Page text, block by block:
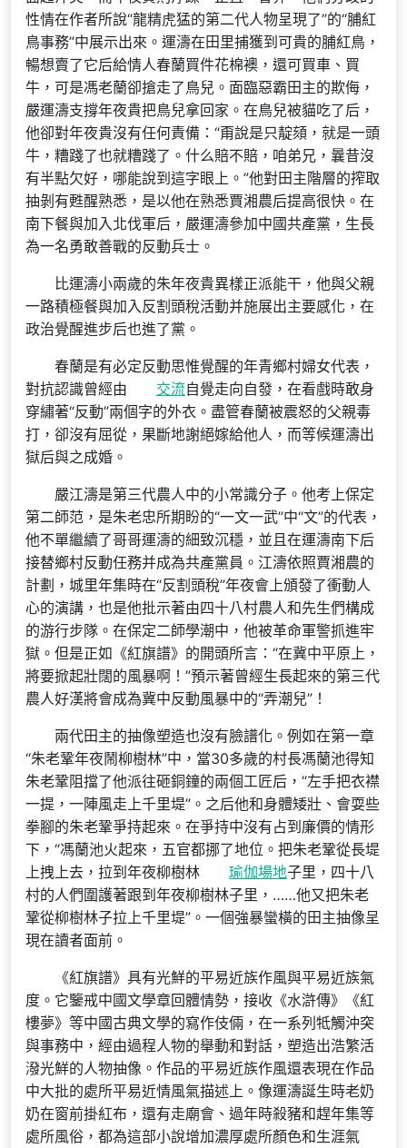
性情在作者所說“龍精虎猛的第二代人物呈現了”的“脯紅
鳥事務”中展示出來。運濤在田里捕獲到可貴的脯紅鳥，
暢想賣了它后給情人春蘭買件花棉襖，還可買車、買
牛，可是馮老蘭卻搶走了鳥兒。面臨惡霸田主的欺侮，
嚴運濤支撐年夜貴把鳥兒拿回家。在鳥兒被貓吃了后，
他卻對年夜貴沒有任何責備：“甭說是只靛頦，就是一頭
牛，糟踐了也就糟踐了。什么賠不賠，咱弟兄，曩昔沒
有半點欠好，哪能說到這字眼上。”他對田主階層的搾取
抽剝有甦醒熟悉，是以他在熟悉賈湘農后提高很快。在
南下餐與加入北伐軍后，嚴運濤參加中國共產黨，生長
為一名勇敢善戰的反動兵士。
比運濤小兩歲的朱年夜貴異樣正派能干，他與父親
一路積極餐與加入反割頭稅活動并施展出主要感化，在
政治覺醒進步后也進了黨。
春蘭是有必定反動思惟覺醒的年青鄉村婦女代表，
對抗認識曾經由
交流自覺走向自發，在看戲時敢身
穿繡著“反動”兩個字的外衣。盡管春蘭被震怒的父親毒
打，卻沒有屈從，果斷地謝絕嫁給他人，而等候運濤出
獄后與之成婚。
嚴江濤是第三代農人中的小常識分子。他考上保定
第二師范，是朱老忠所期盼的“一文一武”中“文”的代表，
他不單繼續了哥哥運濤的細致沉穩，並且在運濤南下后
接替鄉村反動任務并成為共產黨員。江濤依照賈湘農的
計劃，城里年集時在“反割頭稅”年夜會上頒發了衝動人
心的演講，也是他批示著由四十八村農人和先生們構成
的游行步隊。在保定二師學潮中，他被革命軍警抓進牢
獄。但是正如《紅旗譜》的開頭所言：“在冀中平原上，
將要掀起壯闊的風暴啊！”預示著曾經生長起來的第三代
農人好漢將會成為冀中反動風暴中的“弄潮兒”！
兩代田主的抽像塑造也沒有臉譜化。例如在第一章
“朱老鞏年夜鬧柳樹林”中，當30多歲的村長馮蘭池得知
朱老鞏阻擋了他派往砸銅鐘的兩個工匠后，“左手把衣襟
一提，一陣風走上千里堤”。之后他和身體矮壯、會耍些
拳腳的朱老鞏爭持起來。在爭持中沒有占到廉價的情形
下，“馮蘭池火起來，五官都挪了地位。把朱老鞏從長堤
上拽上去，拉到年夜柳樹林
瑜伽場地子里，四十八
村的人們圍護著跟到年夜柳樹林子里，……他又把朱老
鞏從柳樹林子拉上千里堤”。一個強暴蠻橫的田主抽像呈
現在讀者面前。
《紅旗譜》具有光鮮的平易近族作風與平易近族氣
度。它鑒戒中國文學章回體情勢，接收《水滸傳》《紅
樓夢》等中國古典文學的寫作伎倆，在一系列牴觸沖突
與事務中，經由過程人物的舉動和對話，塑造出浩繁活
潑光鮮的人物抽像。作品的平易近族作風還表現在作品
中大批的處所平易近情風氣描述上。像運濤誕生時老奶
奶在窗前掛紅布，還有走廟會、過年時殺豬和趕年集等
處所風俗，都為這部小說增加濃厚處所顏色和生涯氣